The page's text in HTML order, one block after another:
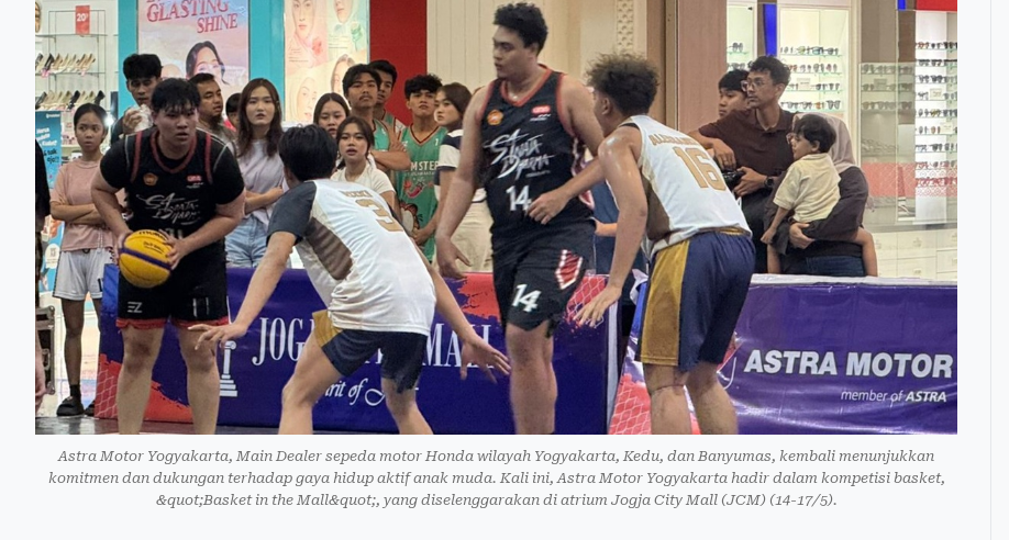
Astra Motor Yogyakarta, Main Dealer sepeda motor Honda wilayah Yogyakarta, Kedu, dan Banyumas, kembali menunjukkan
komitmen dan dukungan terhadap gaya hidup aktif anak muda. Kali ini, Astra Motor Yogyakarta hadir dalam kompetisi basket,
&quot;Basket in the Mall&quot;, yang diselenggarakan di atrium Jogja City Mall (JCM) (14-17/5).